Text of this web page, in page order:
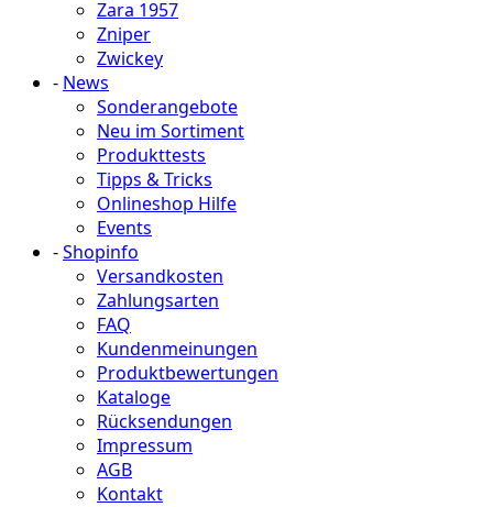
Zara 1957
Zniper
Zwickey
- News
Sonderangebote
Neu im Sortiment
Produkttests
Tipps & Tricks
Onlineshop Hilfe
Events
-Shopinfo
Versandkosten
Zahlungsarten
FAQ
Kundenmeinungen
Produktbewertungen
Kataloge
Rücksendungen
Impressum
AGB
Kontakt